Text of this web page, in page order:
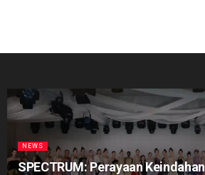
NEWS
SPECTRUM: Perayaan Keindahan